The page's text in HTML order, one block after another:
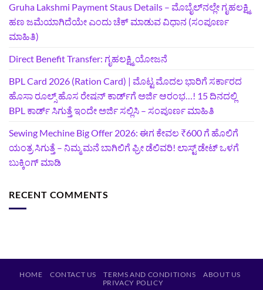
Gruha Lakshmi Payment Staus Details – ಮೊಬೈಲ್‌ನಲ್ಲೇ ಗೃಹಲಕ್ಷ್ಮಿ
ಹಣ ಜಮೆಯಾಗಿದೆಯೇ ಎಂದು ಚೆಕ್ ಮಾಡುವ ವಿಧಾನ (ಸಂಪೂರ್ಣ
ಮಾಹಿತಿ)
Direct Benefit Transfer: ಗೃಹಲಕ್ಷ್ಮಿ ಯೋಜನೆ
BPL Card 2026 (Ration Card) | ಮೊಟ್ಟ ಮೊದಲ ಭಾರಿಗೆ ಸರ್ಕಾರದ
ಹೊಸಾ ರೂಲ್ಸ್ ಹೊಸ ರೇಷನ್ ಕಾರ್ಡ್‌ಗೆ ಅರ್ಜಿ ಆರಂಭ…! 15 ದಿನದಲ್ಲಿ
BPL ಕಾರ್ಡ್ ಸಿಗುತ್ತೆ ಇಂದೇ ಅರ್ಜಿ ಸಲ್ಲಿಸಿ – ಸಂಪೂರ್ಣ ಮಾಹಿತಿ
Sewing Mechine Big Offer 2026: ಈಗ ಕೇವಲ ₹600 ಗೆ ಹೊಲಿಗೆ
ಯಂತ್ರ ಸಿಗುತ್ತೆ – ನಿಮ್ಮ ಮನೆ ಬಾಗಿಲಿಗೆ‍ ಫ್ರೀ ಡೆಲಿವರಿ! ಲಾಸ್ಟ್‌ ಡೇಟ್‌ ಒಳಗೆ
ಬುಕ್ಕಿಂಗ್‌ ಮಾಡಿ
RECENT COMMENTS
HOME CONTACT US TERMS AND CONDITIONS
ABOUT US
PRIVACY POLICY